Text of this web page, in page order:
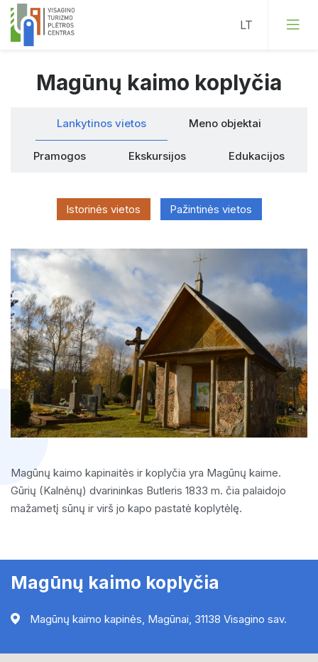
Lankytinos vietos
Meno objektai
Pramogos
Edukacijos
Magūnų kaimo koplyčia
Lankytinos vietos Meno objektai
Pramogos Ekskursijos Edukacijos
Istorinės vietos Pažintinės vietos
Magūnų kaimo kapinaitės ir koplyčia yra Magūnų kaime.
Gūrių (Kalnėnų) dvarininkas Butleris 1833 m. čia palaidojo
mažametį sūnų ir virš jo kapo pastatė koplytėlę.
Magūnų kaimo koplyčia
Magūnų kaimo kapinės, Magūnai, 31138 Visagino sav.